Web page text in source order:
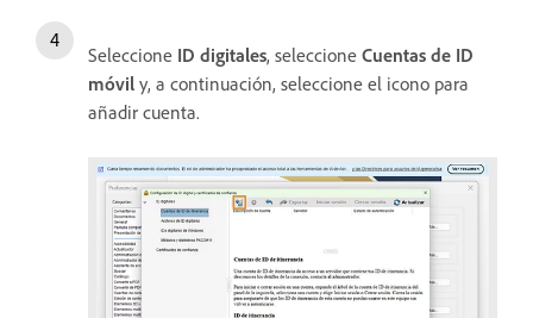
Seleccione ID digitales, seleccione Cuentas de ID
móvil y, a continuación, seleccione el icono para
añadir cuenta.